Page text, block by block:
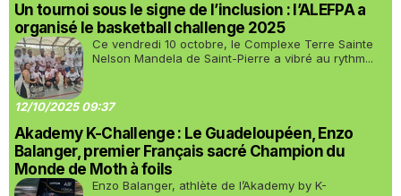
Un tournoi sous le signe de l’inclusion : l’ALEFPA a
organisé le basketball challenge 2025
Ce vendredi 10 octobre, le Complexe Terre Sainte
Nelson Mandela de Saint-Pierre a vibré au rythm...
12/10/2025 09:37
Akademy K-Challenge : Le Guadeloupéen, Enzo
Balanger, premier Français sacré Champion du
Monde de Moth à foils
Enzo Balanger, athlète de l’Akademy by K-